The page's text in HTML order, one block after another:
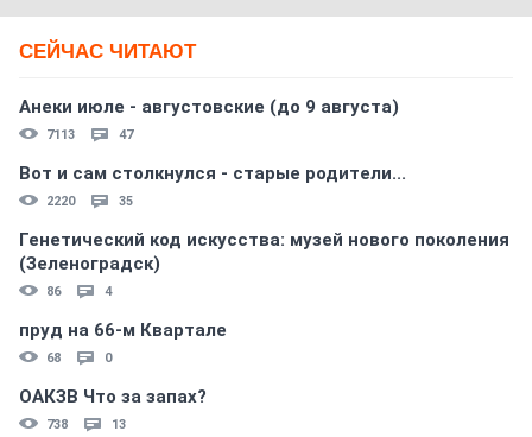
СЕЙЧАС ЧИТАЮТ
Анеки июле - августовские (до 9 августа)
7113 47
Вот и сам столкнулся - старые родители...
2220 35
Генетический код искусства: музей нового поколения
(Зеленоградск)
86 4
пруд на 66-м Квартале
68 0
ОАКЗВ Что за запах?
738 13